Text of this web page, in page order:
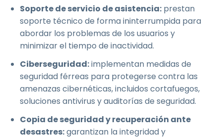
Soporte de servicio de asistencia: prestan
soporte técnico de forma ininterrumpida para
abordar los problemas de los usuarios y
minimizar el tiempo de inactividad.
Ciberseguridad:implementan medidas de
seguridad férreas para protegerse contra las
amenazas cibernéticas, incluidos cortafuegos,
soluciones antivirus y auditorías de seguridad.
Copia de seguridad y recuperación ante
desastres:garantizan la integridad y